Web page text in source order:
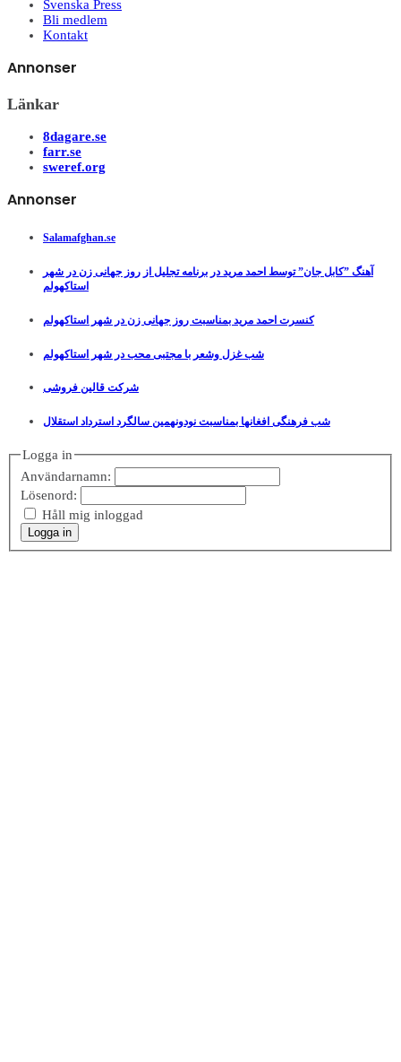
Svenska Press
Bli medlem
Kontakt
Annonser
Länkar
8dagare.se
farr.se
sweref.org
Annonser
Salamafghan.se
آهنگ ”کابل جان” توسط احمد مرید در برنامه تجلیل از روز جهانی زن در شهر
استاکهولم
کنسرت احمد مرید بمناسبت روز جهانی زن در شهر استاکهولم
شب غزل وشعر با مجتبی محب در شهر استاکهولم
شرکت قالین فروشی
شب فرهنگی افغانها بمناسبت نودونهمین سالگرد استرداد استقلال
Logga in
Användarnamn:
Lösenord:
Håll mig inloggad
Logga in